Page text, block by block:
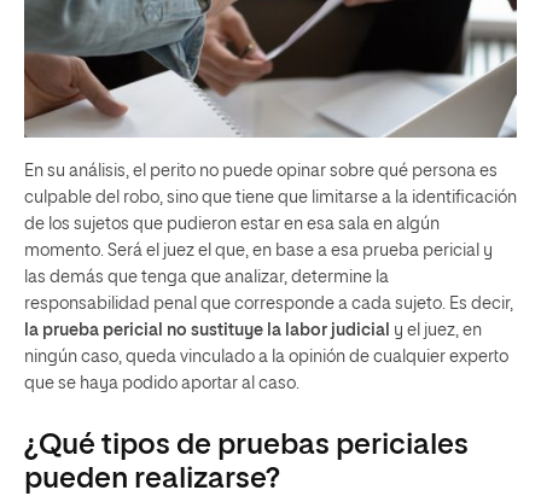
En su análisis, el perito no puede opinar sobre qué persona es
culpable del robo, sino que tiene que limitarse a la identificación
de los sujetos que pudieron estar en esa sala en algún
momento. Será el juez el que, en base a esa prueba pericial y
las demás que tenga que analizar, determine la
responsabilidad penal que corresponde a cada sujeto. Es decir,
la prueba pericial no sustituye la labor judicial y el juez, en
ningún caso, queda vinculado a la opinión de cualquier experto
que se haya podido aportar al caso.
¿Qué tipos de pruebas periciales
pueden realizarse?